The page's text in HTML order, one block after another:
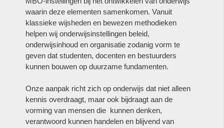
waarin deze elementen samenkomen. Vanuit
klassieke wijsheden en bewezen methodieken
helpen wij onderwijsinstellingen beleid,
onderwijsinhoud en organisatie zodanig vorm te
geven dat studenten, docenten en bestuurders
kunnen bouwen op duurzame fundamenten.
Onze aanpak richt zich op onderwijs dat niet alleen
kennis overdraagt, maar ook bijdraagt aan de
vorming van mensen die kunnen denken,
verantwoord kunnen handelen en blijvend van